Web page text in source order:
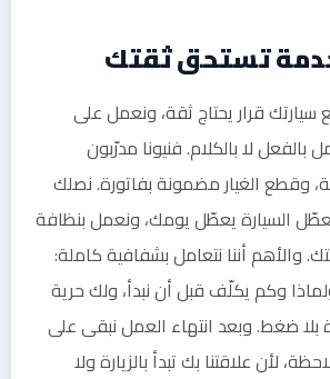
تستحق ثقتك
سيارتك قرار يحتاج ثقة، ونعمل على
لا بالكلام. فنيونا مدرّبون
وقطع الغيار مضمونة بفاتورة. نصلك
السيارة يعطّل يومك، ونعمل بنظافة
والأهم أننا نتعامل بشفافية كاملة:
وكم يكلّف قبل أن نبدأ، ولك حرية
ضغط. وبعد انتهاء العمل نبقى على
لأن علاقتنا بك تبدأ بالزيارة ولا